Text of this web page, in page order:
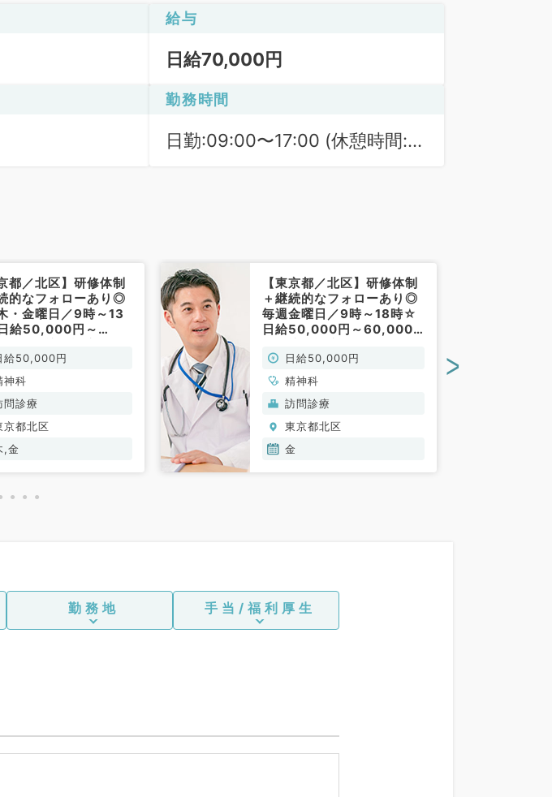
給与
日給70,000円
勤務時間
日勤:09:00〜17:00 (休憩時間:
都／北区】研修体制
的なフォローあり◎
・金曜日／9時～13
給50,000円～
す（精神科／非常
給50,000円
神科
問診療
京都北区
,金
【東京都／北区】研修体制
＋継続的なフォローあり◎
毎週金曜日／9時～18時☆
日給50,000円～60,000
（精神科／非常勤）
日給50,000円
精神科
訪問診療
東京都北区
金
>
勤務地 手当/福利厚生